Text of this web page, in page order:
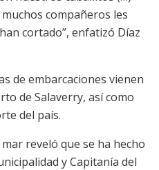
compañeros les
cortado”, enfatizó Díaz
de embarcaciones vienen
de Salaverry, así como
del país.
reveló que se ha hecho
y Capitanía del